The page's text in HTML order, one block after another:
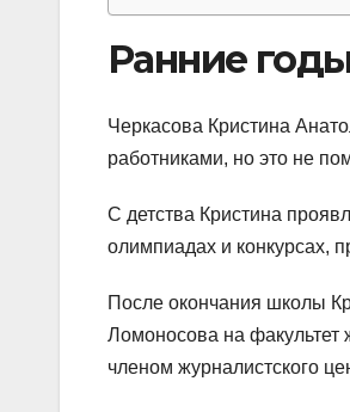
Ранние
Черкасова Кристина
работниками, но это не
С детства Кристина
олимпиадах и конкурсах,
После окончания школы
Ломоносова на факультет
членом журналистского